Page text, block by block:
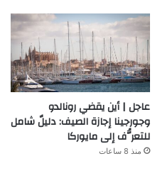
عاجل | أين يقضي رونالدو
وجورجينا إجازة الصيف: دليلٌ شامل
للتعرُّف إلى مايوركا
منذ 8 ساعات